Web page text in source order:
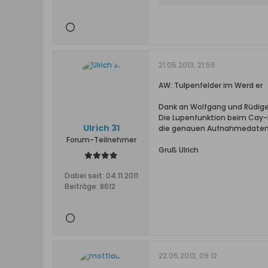
Ulrich 31
Forum-Teilnehmer
Dabei seit: 04.11.2011
Beiträge: 8612
21.05.2013, 21:56
AW: Tulpenfelder im Werd er
Dank an Wolfgang und
Die Lupenfunktion beim
die genauen
Gruß Ulrich
22.05.2013, 09:12